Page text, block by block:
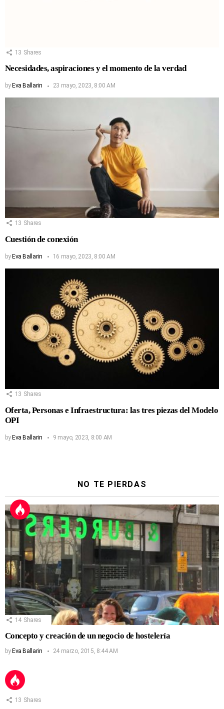
13 Shares
Necesidades, aspiraciones y el momento de la verdad
by Eva Ballarin 23 mayo, 2023, 8:00 AM
13 Shares
Cuestión de conexión
by Eva Ballarin 16 mayo, 2023, 8:00 AM
13 Shares
Oferta, Personas e Infraestructura: las tres piezas del Modelo
OPI
byEva Ballarin 9 mayo, 2023, 8:00 AM
NO TE PIERDAS
14 Shares
Concepto y creación de un negocio de hostelería
by Eva Ballarin 24 marzo, 2015, 8:44 AM
13 Shares